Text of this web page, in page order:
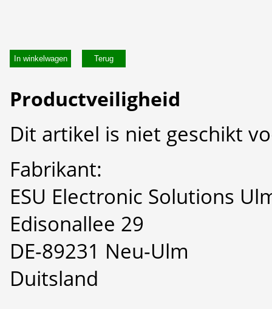
In winkelwagen
Productveiligheid
Dit artikel is niet geschikt
Fabrikant:
ESU Electronic Solutions
Edisonallee 29
DE-89231 Neu-Ulm
Duitsland